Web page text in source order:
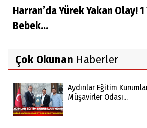
Harran’da Yürek Yakan Olay! 1
Bebek...
Çok Okunan Haberler
Aydınlar Eğitim
Müşavirler Odası...